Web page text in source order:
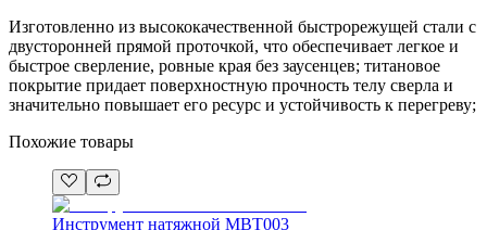
Изготовленно из высококачественной быстрорежущей стали с
двусторонней прямой проточкой, что обеспечивает легкое и
быстрое сверление, ровные края без заусенцев; титановое
покрытие придает поверхностную прочность телу сверла и
значительно повышает его ресурс и устойчивость к перегреву;
Похожие товары
Инструмент натяжной MBT003